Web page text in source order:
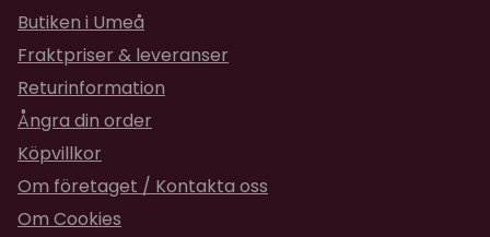
Butiken i Umeå
Fraktpriser & leveranser
Returinformation
Ångra din order
Köpvillkor
Om företaget / Kontakta oss
Om Cookies